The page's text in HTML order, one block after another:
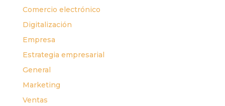
Comercio electrónico
Digitalización
Empresa
Estrategia empresarial
General
Marketing
Ventas